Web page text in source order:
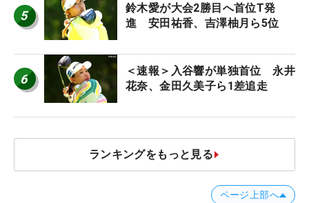
5
鈴木愛が大会2勝目へ首位T発
進 安田祐香、吉澤柚月ら5位
6
＜速報＞入谷響が単独首位 永井
花奈、金田久美子ら1差追走
ランキングをもっと見る
ページ上部へ